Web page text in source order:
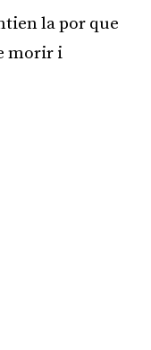
la por que
morir i